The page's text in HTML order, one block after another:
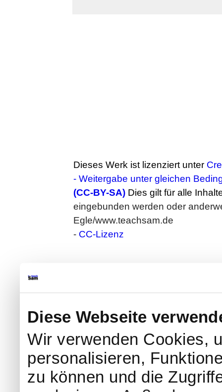
Diese Webseite
Wir verwenden Cookies,
personalisieren,
zu können und die
Dieses Werk ist lizenziert unter
- Weitergabe unter gleichen
(CC-BY-SA) Dies gilt für alle
eingebunden werden oder
Egle/www.teachsam.de
- CC-Lizenz